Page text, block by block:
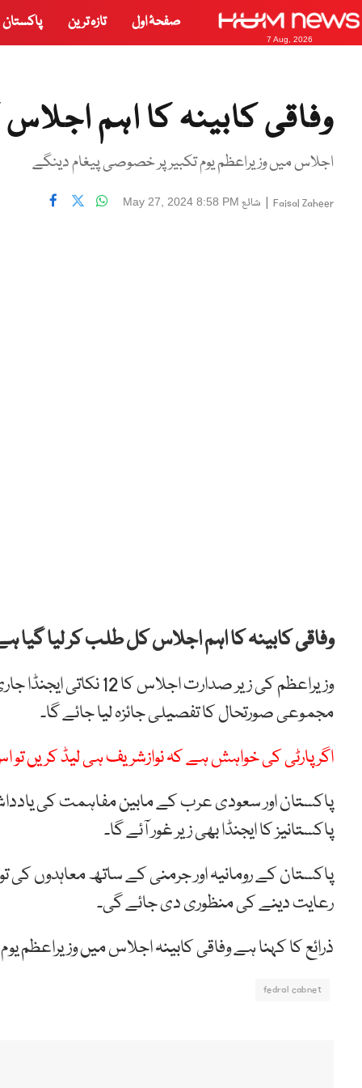
7 Aug, 2026
صفحۂ اول تازہ ترین پاکستان
وفاقی کابینہ کا اہم
اجلاس میں وزیراعظم یوم تکبیر پر خصوصی پیغام دینگے
Faisal Zaheer
| شائع May 27, 2024 8:58 PM
وفاقی کابینہ کا اہم اجلاس کل طلب کر لیا گیا
وزیراعظم کی زیر
مجموعی صورتحال کا تفصیلی جائزہ لیا جائے گا۔
اگر پارٹی کی خواہش ہے کہ نوازشریف ہی لیڈ کریں تو اس
پاکستان اور سعودی عرب کے مابین مفاہمت کی
پاکستانیز کا ایجنڈا بھی زیر غور آئے گا۔
رعایت دینے کی منظوری دی جائے گی۔
ذرائع کا کہنا ہے وفاقی کابینہ اجلاس میں وزیراعظم
fedral cabnet